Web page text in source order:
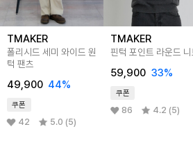
TMAKER
폴리시드 세미 와이드 원
턱 팬츠
49,900 44%
쿠폰
42 5.0 (5)
TMAKER
핀턱 포인트 라운드 니
59,900 33%
쿠폰
86 4.2 (5)